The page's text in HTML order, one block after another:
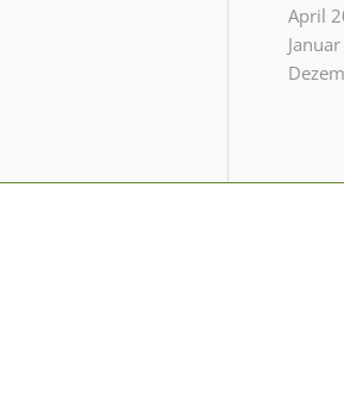
April